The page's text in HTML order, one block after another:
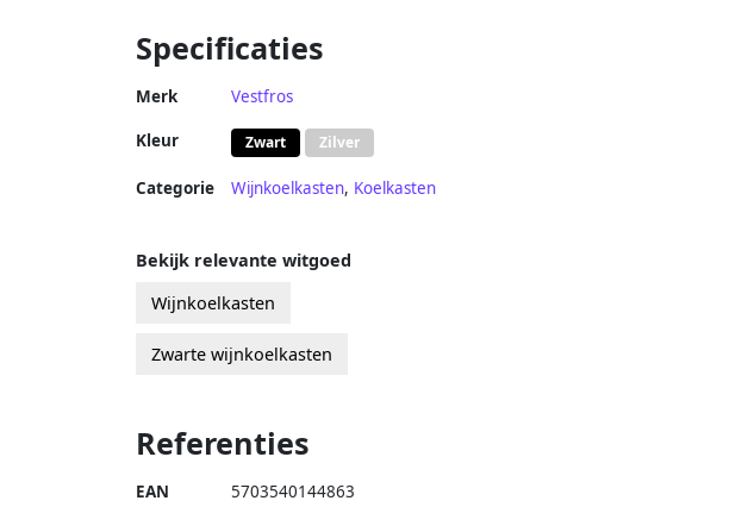
Specificaties
Merk Vestfros
Kleur Zwart Zilver
Categorie Wijnkoelkasten, Koelkasten
Bekijk relevante witgoed
Wijnkoelkasten
Zwarte wijnkoelkasten
Referenties
EAN 5703540144863